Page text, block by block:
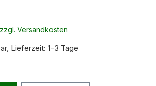
Versandkosten
Lieferzeit: 1-3 Tage